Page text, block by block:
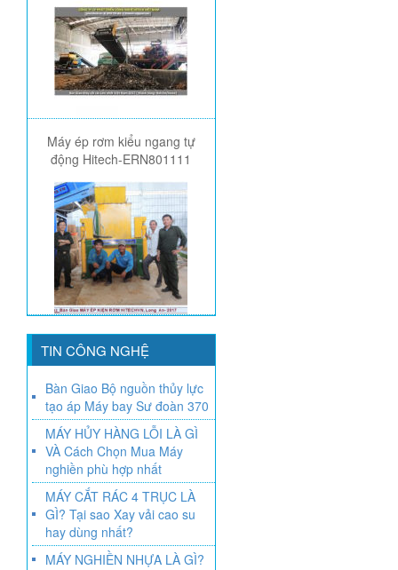
Máy ép rơm kiểu ngang tự
động Hitech-ERN801111
TIN CÔNG NGHỆ
Bàn Giao Bộ nguồn thủy lực
tạo áp Máy bay Sư đoàn 370
MÁY HỦY HÀNG LỖI LÀ GÌ
VÀ Cách Chọn Mua Máy
nghiền phù hợp nhất
MÁY CẮT RÁC 4 TRỤC LÀ
GÌ? Tại sao Xay vải cao su
hay dùng nhất?
MÁY NGHIỀN NHỰA LÀ GÌ?